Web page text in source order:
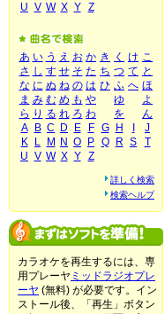
U V W X Y Z
あ い う え お か き く け こ
さ し す せ そ た ち つ て と
な に ぬ ね の は ひ ふ へ ほ
ま み む め も や ゆ
よ
ら り る れ ろ わ を
ん
A
B C D E F G H
J
K
L M N O P Q R S
T
U V W X Y Z
詳しく検索
検索ヘルプ
カラオケを再生するには、専
用プレーヤ ミッドラジオプレ
ーヤ (無料) が必要です。イン
ストール後、「再生」ボタン